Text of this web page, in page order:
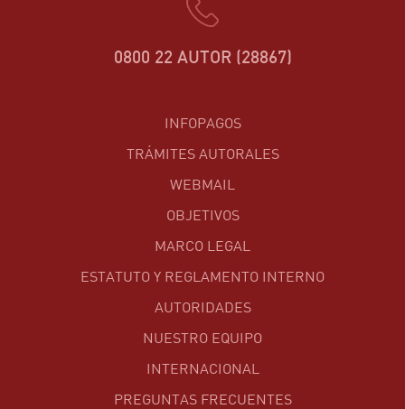
0800 22 AUTOR (28867)
INFOPAGOS
TRÁMITES AUTORALES
WEBMAIL
OBJETIVOS
MARCO LEGAL
ESTATUTO Y REGLAMENTO INTERNO
AUTORIDADES
NUESTRO EQUIPO
INTERNACIONAL
PREGUNTAS FRECUENTES